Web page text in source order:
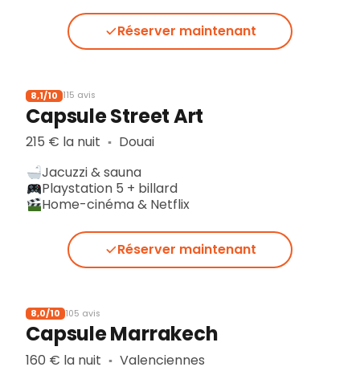
Réserver maintenant
8,1/10 115 avis
Capsule Street Art
215 € la nuit ▪︎ Douai
Jacuzzi & sauna
Playstation 5 + billard
Home-cinéma & Netflix
Réserver maintenant
8,0/10 105 avis
Capsule Marrakech
160 € la nuit ▪︎ Valenciennes